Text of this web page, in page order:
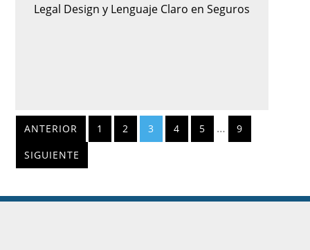
Legal Design y Lenguaje Claro en Seguros
ANTERIOR 1 2 3 4 5 …
9
SIGUIENTE